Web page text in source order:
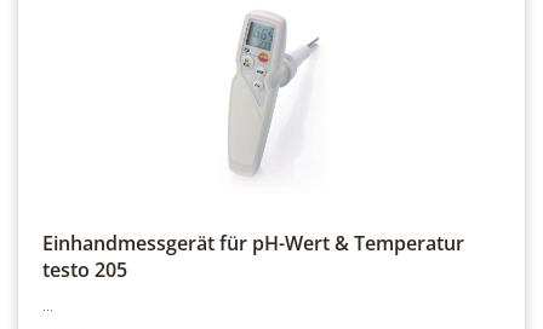
Einhandmessgerät für pH-Wert & Temperatur
testo 205
...